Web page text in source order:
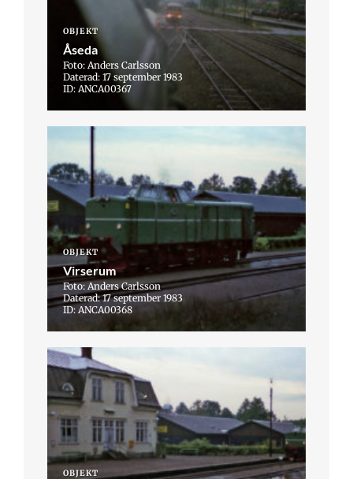
OBJEKT
Åseda
Foto: Anders Carlsson
Daterad: 17 september 1983
ID: ANCA00367
OBJEKT
Virserum
Foto: Anders Carlsson
Daterad: 17 september 1983
ID: ANCA00368
OBJEKT